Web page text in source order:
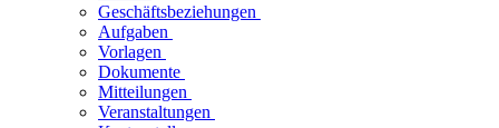
Geschäftsbeziehungen
Aufgaben
Vorlagen
Dokumente
Mitteilungen
Veranstaltungen